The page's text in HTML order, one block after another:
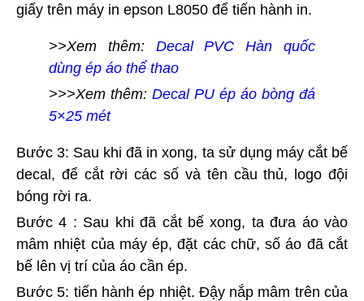
giấy trên máy in epson L8050 để tiến hành in.
>>Xem thêm:
Decal PVC Hàn quốc
dùng ép áo thể thao
>>>Xem thêm: Decal PU ép áo bòng đá
5×25 mét
Bước 3: Sau khi đã in xong, ta sử dụng máy cắt bế
decal, để cắt rời các số và tên cầu thủ, logo đội
bóng rời ra.
Bước 4 : Sau khi đã cắt bế xong, ta đưa áo vào
mâm nhiệt của máy ép, đặt các chữ, số áo đã cắt
bế lên vị trí của áo cần ép.
Bước 5: tiến hành ép nhiệt. Đậy nắp mâm trên của